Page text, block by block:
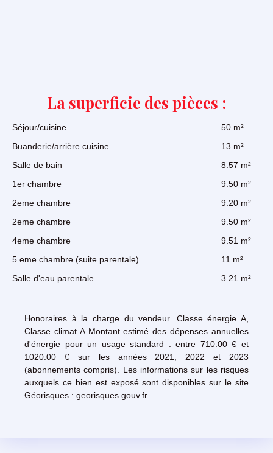
La superficie des pièces :
Séjour/cuisine
50 m²
Buanderie/arrière cuisine
13 m²
Salle de bain
8.57 m²
1er chambre
9.50 m²
2eme chambre
9.20 m²
2eme chambre
9.50 m²
4eme chambre
9.51 m²
5 eme chambre (suite parentale)
11 m²
Salle d'eau parentale
3.21 m²
Honoraires à la charge du vendeur. Classe énergie A,
Classe climat A Montant estimé des dépenses annuelles
d'énergie pour un usage standard : entre 710.00 € et
1020.00 € sur les années 2021, 2022 et 2023
(abonnements compris). Les informations sur les risques
auxquels ce bien est exposé sont disponibles sur le site
Géorisques : georisques.gouv.fr.